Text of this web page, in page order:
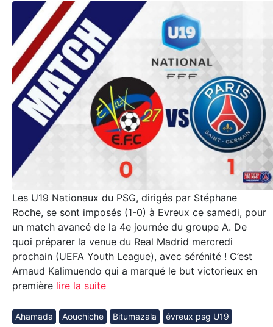
Les U19 Nationaux du PSG, dirigés par Stéphane
Roche, se sont imposés (1-0) à Evreux ce samedi, pour
un match avancé de la 4e journée du groupe A. De
quoi préparer la venue du Real Madrid mercredi
prochain (UEFA Youth League), avec sérénité ! C’est
Arnaud Kalimuendo qui a marqué le but victorieux en
première lire la suite
Ahamada Aouchiche Bitumazala
évreux psg U19